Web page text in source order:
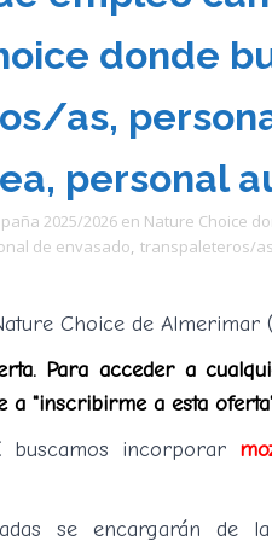
donde
as,
personal
2025/2026 en Nature Choice
de envasado, transpaleteros/as
Choice de Almerimar
Para acceder a
a "inscribirme a esta
buscamos incorporar
se encargarán de